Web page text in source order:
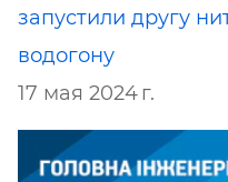
запустили другу
водогону
17 мая 2024 г.